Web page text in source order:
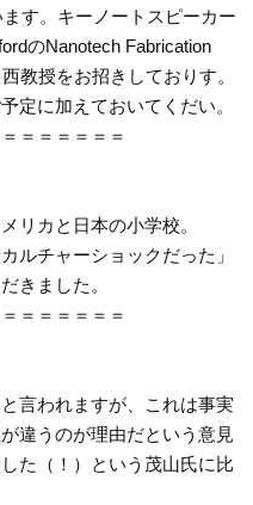
す。キーノートスピーカー
のNanotech Fabrication
教授をお招きしておりす。
定に加えておいてくだい。
＝＝＝＝＝＝
リカと日本の小学校。
ルチャーショックだった」
きました。
＝＝＝＝＝＝
言われますが、これは事実
違うのが理由だという意見
た（！）という茂山氏に比